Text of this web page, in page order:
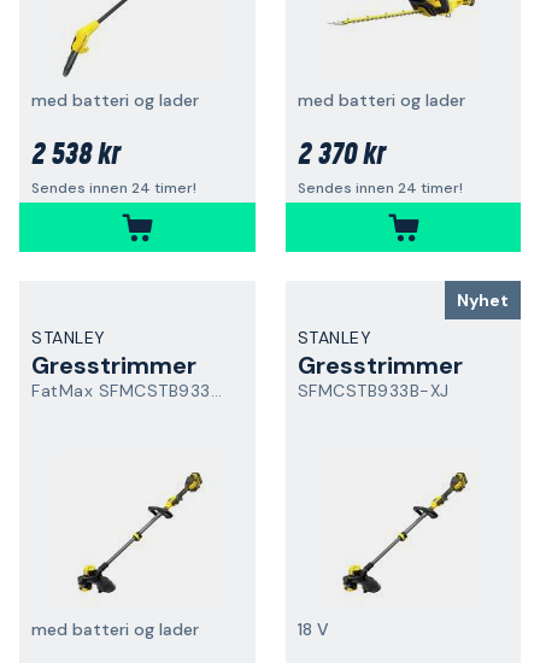
med batteri og lader
2 538 kr
Sendes innen 24 timer!
med batteri og lader
2 370 kr
Sendes innen 24 timer!
STANLEY
Gresstrimmer
FatMax SFMCSTB933M-QW
med batteri og lader
Nyhet
STANLEY
Gresstrimmer
SFMCSTB933B-XJ
18 V